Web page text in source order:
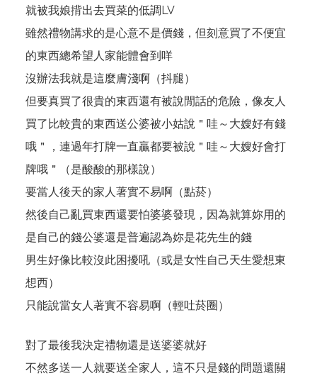
就被我娘揹出去買菜的低調LV
雖然禮物講求的是心意不是價錢，但刻意買了不便宜
的東西總希望人家能體會到咩
沒辦法我就是這麼膚淺啊（抖腿）
但要真買了很貴的東西還有被說閒話的危險，像友人
買了比較貴的東西送公婆被小姑說＂哇～大嫂好有錢
哦＂，連過年打牌一直贏都要被說＂哇～大嫂好會打
牌哦＂（是酸酸的那樣說）
要當人後天的家人著實不易啊（點菸）
然後自己亂買東西還要怕婆婆發現，因為就算妳用的
是自己的錢公婆還是普遍認為妳是花先生的錢
男生好像比較沒此困擾吼（或是女性自己天生愛想東
想西）
只能說當女人著實不容易啊（輕吐菸圈）
對了最後我決定禮物還是送婆婆就好
不然多送一人就要送全家人，這不只是錢的問題還關